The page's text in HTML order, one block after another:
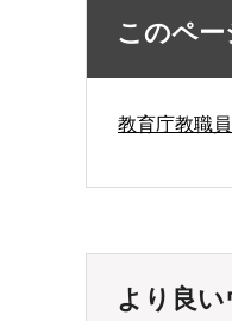
このペ
教育庁教職
より良